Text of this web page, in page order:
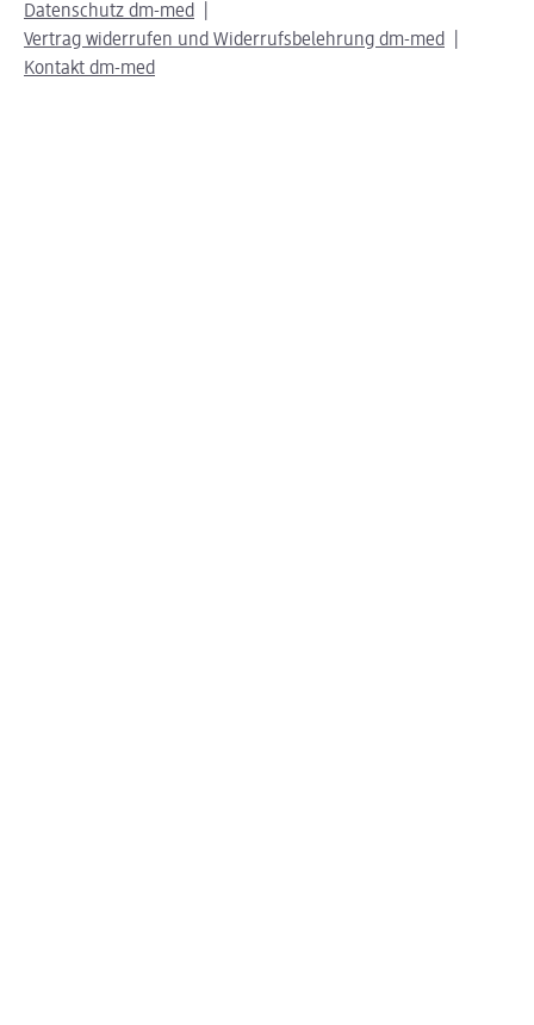
Datenschutz dm-med
Vertrag widerrufen und Widerrufsbelehrung dm-med
Kontakt dm-med